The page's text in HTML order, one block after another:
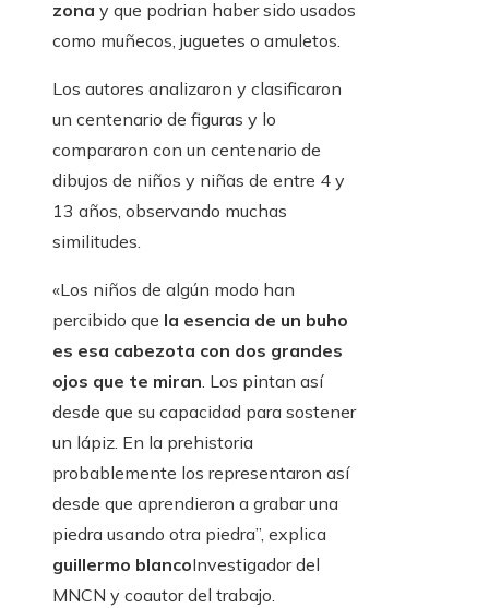
zona y que podrian haber sido usados ​​
como muñecos, juguetes o amuletos.
Los autores analizaron y clasificaron
un centenario de figuras y lo
compararon con un centenario de
dibujos de niños y niñas de entre 4 y
13 años, observando muchas
similitudes.
«Los niños de algún modo han
percibido que la esencia de un buho
es esa cabezota con dos grandes
ojos que te miran. Los pintan así
desde que su capacidad para sostener
un lápiz. En la prehistoria
probablemente los representaron así
desde que aprendieron a grabar una
piedra usando otra piedra”, explica
guillermo blancoInvestigador del
MNCN y coautor del trabajo.